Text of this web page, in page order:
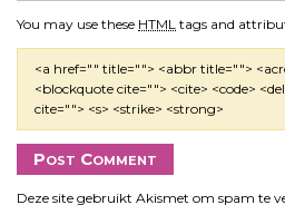
You may use these HTML tags and
<a href="" title=""> <abbr title="">
<blockquote cite=""> <cite> <code>
cite=""> <s> <strike> <strong>
Deze site gebruikt Akismet om spam te